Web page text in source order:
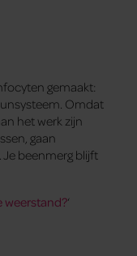
gemaakt:
Omdat
het werk zijn
gaan
beenmerg blijft
weerstand?‘